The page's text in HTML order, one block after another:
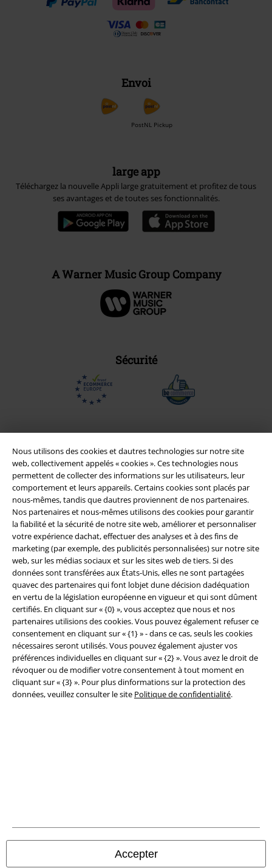
Nous utilisons des cookies et dautres technologies sur notre site
web, collectivement appelés « cookies ». Ces technologies nous
permettent de collecter des informations sur les utilisateurs, leur
comportement et leurs appareils. Certains cookies sont placés par
nous-mêmes, tandis que dautres proviennent de nos partenaires.
Nos partenaires et nous-mêmes utilisons des cookies pour garantir
la fiabilité et la sécurité de notre site web, améliorer et personnaliser
votre expérience dachat, effectuer des analyses et à des fins de
marketing (par exemple, des publicités personnalisées) sur notre site
web, sur les médias sociaux et sur les sites web de tiers. Si des
données sont transférées aux États-Unis, elles ne sont partagées
quavec des partenaires qui font lobjet dune décision dadéquation
en vertu de la législation européenne en vigueur et qui sont dûment
certifiés. En cliquant sur « {0} », vous acceptez que nous et nos
partenaires utilisions des cookies. Vous pouvez également refuser ce
consentement en cliquant sur « {1} » - dans ce cas, seuls les cookies
nécessaires seront utilisés. Vous pouvez également ajuster vos
préférences individuelles en cliquant sur « {2} ». Vous avez le droit de
révoquer ou de modifier votre consentement à tout moment en
cliquant sur « {3} ». Pour plus dinformations sur la protection des
données, veuillez consulter le site Politique de confidentialité.
Accepter
Envoi
PostNL Pickup
large app
Téléchargez la nouvelle Appli large gratuitement et profitez de tous
ses avantages et de toutes ses fonctionnalités.
A Warner Music Group Company
Sécurité
Légal
Conditions générales
Éditeur
Clauses de confidentialité
Élimination des déchets et protection de l'environnement
Déclaration de Conformité
Informations sur l'accessibilité